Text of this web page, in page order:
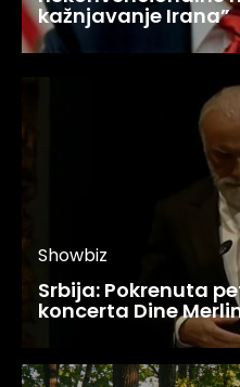
kažnjavanje Irana”
Showbiz
Srbija: Pokrenuta
koncerta Dine